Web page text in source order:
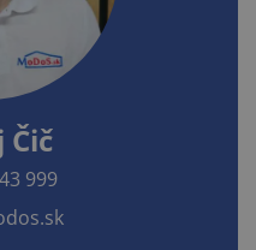
Čič
999